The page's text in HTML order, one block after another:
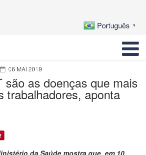
Português ▼
06 MAI 2019
são as doenças que mais
trabalhadores, aponta